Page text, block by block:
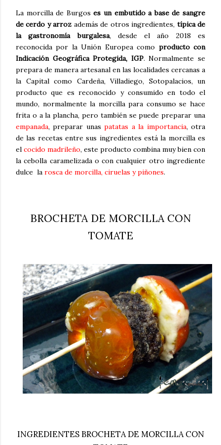
La morcilla de Burgoses un embutido a base de sangre
de cerdo y arroz además de otros ingredientes, típica de
la gastronomía burgalesa, desde el año 2018 es
reconocida por la Unión Europea como producto con
Indicación Geográfica Protegida, IGP. Normalmente se
prepara de manera artesanal en las localidades cercanas a
la Capital como Cardeña, Villadiego, Sotopalacios, un
producto que es reconocido y consumido en todo el
mundo, normalmente la morcilla para consumo se hace
frita o a la plancha, pero también se puede preparar una
empanada, preparar unaspatatas a la importancia, otra
de las recetas entre sus ingredientes está la morcilla es
el cocido madrileño, este producto combina muy bien con
la cebolla caramelizada o con cualquier otro ingrediente
dulce la rosca de morcilla, ciruelas y piñones.
BROCHETA DE MORCILLA CON
TOMATE
INGREDIENTES BROCHETA DE MORCILLA CON